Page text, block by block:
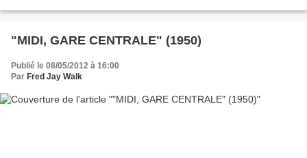
"MIDI, GARE CENTRALE" (1950)
Publié le 08/05/2012 à 16:00
Par Fred Jay Walk